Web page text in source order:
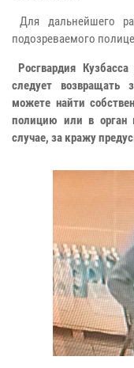
Для дальнейшего
подозреваемого
Росгвардия
следует возвращать
можете найти
полицию или в орган
случае, за кражу